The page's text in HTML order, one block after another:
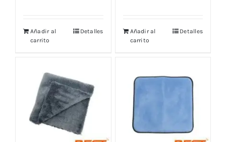
Añadir al
carrito
Detalles
Añadir al
carrito
Detalles